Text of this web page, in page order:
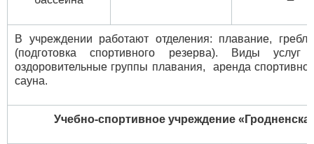
В учреждении работают отделения: плавание,
(подготовка спортивного резерва). Виды
оздоровительные группы плавания, аренда
сауна.
Учебно-спортивное учреждение